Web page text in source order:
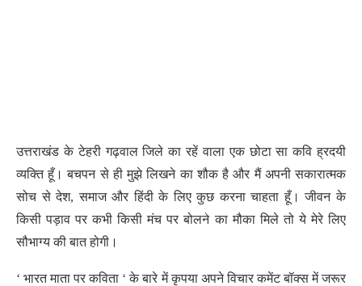
उत्तराखंड के टेहरी गढ़वाल जिले का रहें वाला एक छोटा सा कवि ह्रदयी
व्यक्ति हूँ। बचपन से ही मुझे लिखने का शौक है और मैं अपनी सकारात्मक
सोच से देश, समाज और हिंदी के लिए कुछ करना चाहता हूँ। जीवन के
किसी पड़ाव पर कभी किसी मंच पर बोलने का मौका मिले तो ये मेरे लिए
सौभाग्य की बात होगी।
‘ भारत माता पर कविता ‘ के बारे में कृपया अपने विचार कमेंट बॉक्स में जरूर